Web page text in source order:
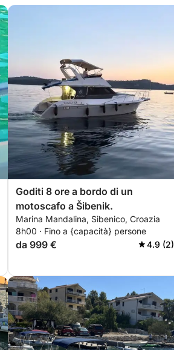
Goditi 8 ore a bordo di un
motoscafo a Šibenik.
Marina Mandalina, Sibenico, Croazia
8h00 · Fino a {capacità} persone
da 999 € 4.9 (2)